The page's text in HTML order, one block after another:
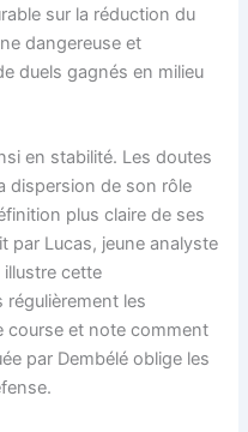
sur la réduction du
dangereuse et
duels gagnés en milieu
en stabilité. Les doutes
dispersion de son rôle
plus claire de ses
par Lucas, jeune analyste
cette
les
course et note comment
par Dembélé oblige les